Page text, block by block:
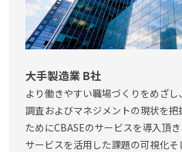
大手製造業 B社
より働きやすい職場づくりをめざ
調査およびマネジメントの現状を把
ためにCBASEのサービスを導入頂き
サービスを活用した課題の可視化